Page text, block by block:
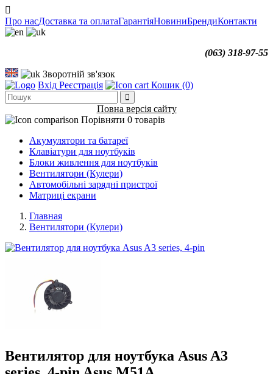
Про насДоставка та оплатаГарантіяНовиниБрендиКонтакти
(063) 318-97-55
Зворотній зв'язок
Вхід Реєстрація Кошик (0)
Повна версія сайту
Порівняти 0 товарів
Акумулятори та батареї
Клавіатури для ноутбуків
Блоки живлення для ноутбуків
Вентилятори (Кулери)
Автомобільні зарядні пристрої
Матриці екрани
Главная
Вентилятори (Кулери)
Вентилятор для ноутбука Asus A3